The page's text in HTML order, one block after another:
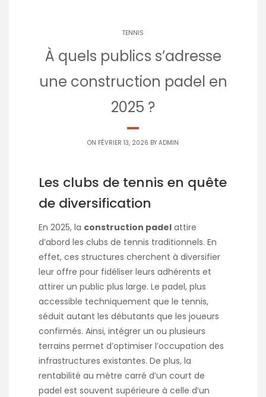
TENNIS
À quels publics s’adresse
une construction padel en
2025 ?
ON FÉVRIER 13, 2026 BY ADMIN
Les clubs de tennis en quête
de diversification
En 2025, la construction padel attire
d’abord les clubs de tennis traditionnels. En
effet, ces structures cherchent à diversifier
leur offre pour fidéliser leurs adhérents et
attirer un public plus large. Le padel, plus
accessible techniquement que le tennis,
séduit autant les débutants que les joueurs
confirmés. Ainsi, intégrer un ou plusieurs
terrains permet d’optimiser l’occupation des
infrastructures existantes. De plus, la
rentabilité au mètre carré d’un court de
padel est souvent supérieure à celle d’un